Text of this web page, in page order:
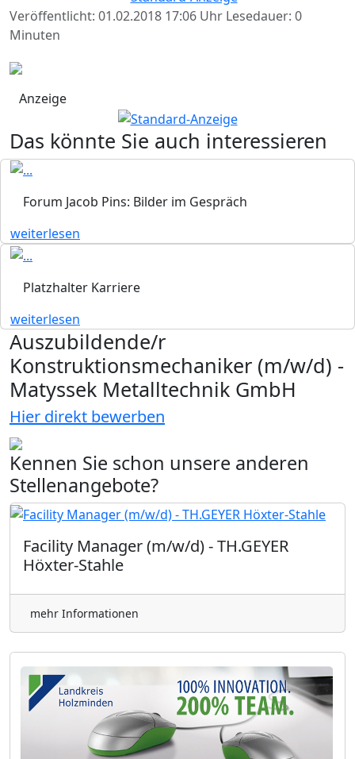
Veröffentlicht: 01.02.2018 17:06 Uhr Lesedauer: 0
Minuten
Anzeige
Das könnte Sie auch interessieren
Forum Jacob Pins: Bilder im Gespräch
weiterlesen
Platzhalter Karriere
weiterlesen
Auszubildende/r
Konstruktionsmechaniker (m/w/d) -
Matyssek Metalltechnik GmbH
Hier direkt bewerben
Kennen Sie schon unsere anderen
Stellenangebote?
Facility Manager (m/w/d) - TH.GEYER
Höxter-Stahle
mehr Informationen